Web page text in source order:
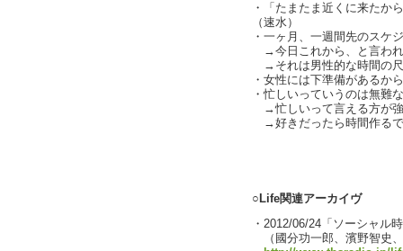
・「たまたま近くに来たか
（速水）
・一ヶ月、一週間先のスケ
→今日これから、と言わ
→それは男性的な時間の
・女性には下準備があるか
・忙しいっていうのは無難
→忙しいって言える方が
→好きだったら時間作る
○Life関連アーカイヴ
・2012/06/24「ソーシャル
（國分功一郎、濱野智史